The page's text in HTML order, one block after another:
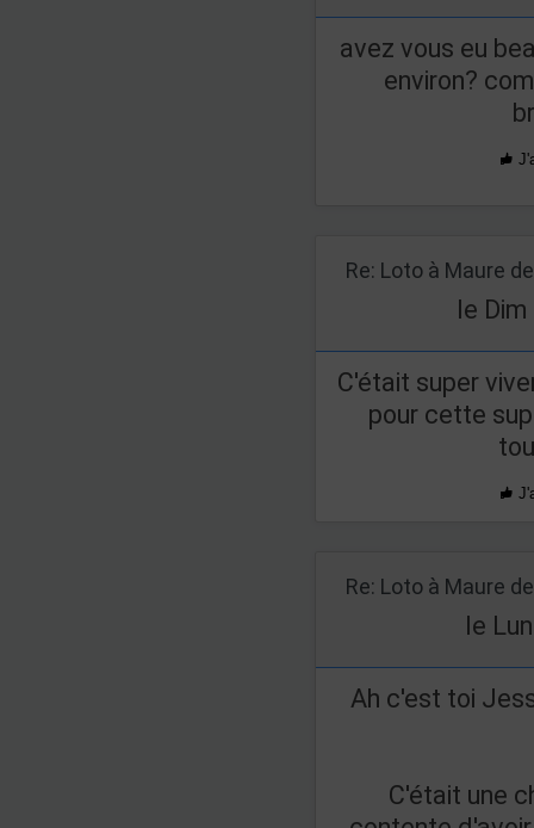
avez vous eu
environ?
le
C'était super
pour cette
le
Ah c'est toi
C'était une